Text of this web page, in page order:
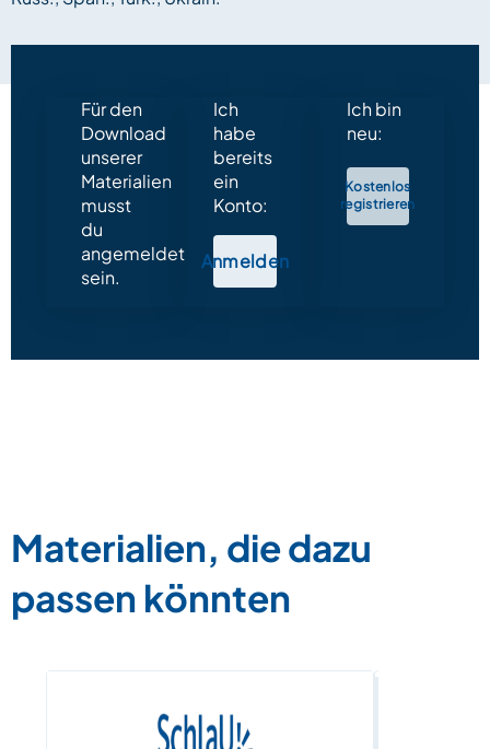
Für den
Download
unserer
Materialien
musst
du
angemeldet
sein.
Ich
habe
bereits
ein
Konto:
Anmelden
Ich bin
neu:
Kostenlos
registrieren
Materialien, die dazu
passen könnten